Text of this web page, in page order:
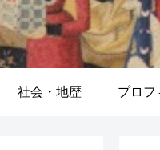
社会・地歴 プロフ